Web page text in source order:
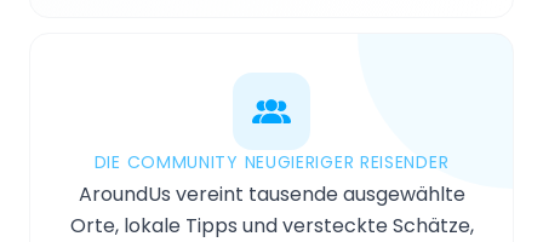
DIE COMMUNITY NEUGIERIGER REISENDER
AroundUs vereint tausende ausgewählte
Orte, lokale Tipps und versteckte Schätze,